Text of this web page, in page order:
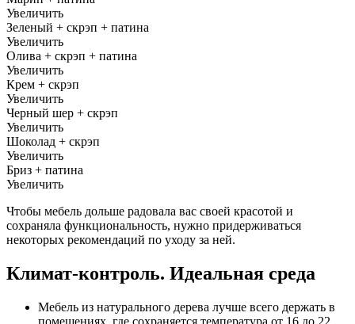
Увеличить
Зеленый + скрэп + патина
Увеличить
Олива + скрэп + патина
Увеличить
Крем + скрэп
Увеличить
Черный шер + скрэп
Увеличить
Шоколад + скрэп
Увеличить
Бриз + патина
Увеличить
Чтобы мебель дольше радовала вас своей красотой и
сохраняла функциональность, нужно придерживаться
некоторых рекомендаций по уходу за ней.
Климат-контроль. Идеальная среда
Мебель из натурального дерева лучше всего держать в
помещениях, где сохраняется температура от 16 до 22